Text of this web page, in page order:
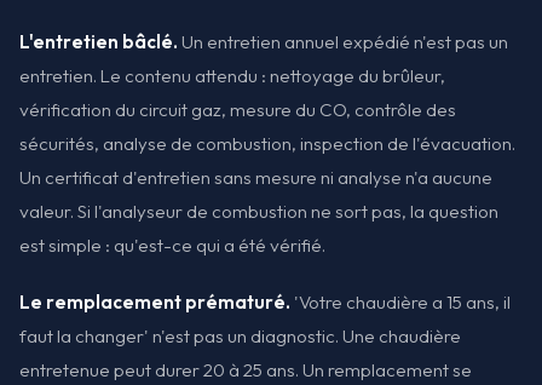
L'entretien bâclé. Un entretien annuel expédié n'est pas un
entretien. Le contenu attendu : nettoyage du brûleur,
vérification du circuit gaz, mesure du CO, contrôle des
sécurités, analyse de combustion, inspection de l'évacuation.
Un certificat d'entretien sans mesure ni analyse n'a aucune
valeur. Si l'analyseur de combustion ne sort pas, la question
est simple : qu'est-ce qui a été vérifié.
Le remplacement prématuré. 'Votre chaudière a 15 ans, il
faut la changer' n'est pas un diagnostic. Une chaudière
entretenue peut durer 20 à 25 ans. Un remplacement se